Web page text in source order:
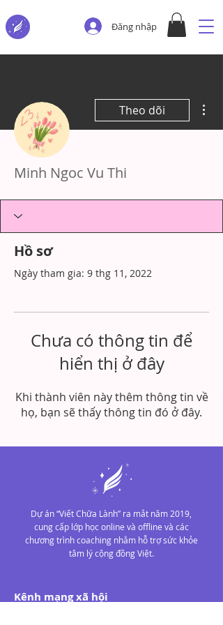
Đăng nhập
Theo dõi
Minh Ngoc Vu Thi
Hồ sơ
Ngày tham gia: 9 thg 11, 2022
Chưa có thông tin để
hiển thị ở đây
Khi thành viên này thêm thông tin về
họ, bạn sẽ thấy thông tin đó ở đây.
Dự án “Viết Chữa Lành” ra mắt năm 2019,
cung cấp lớp học online và offline và các
chương trình coaching nhằm hỗ trợ sức khỏe
tâm lý cộng đồng Việt.
Kênh mạng xã hội